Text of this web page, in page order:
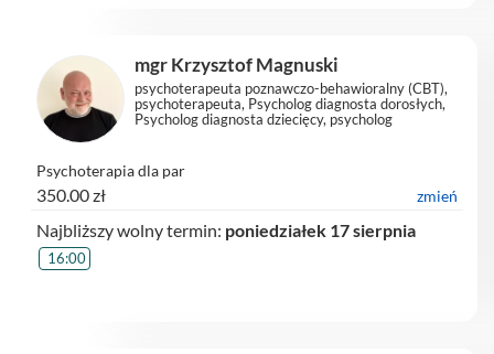
mgr Krzysztof Magnuski
psychoterapeuta poznawczo-behawioralny (CBT),
psychoterapeuta, Psycholog diagnosta dorosłych,
Psycholog diagnosta dziecięcy, psycholog
Psychoterapia dla par
350.00 zł zmień
Najbliższy wolny termin: poniedziałek 17 sierpnia
16:00